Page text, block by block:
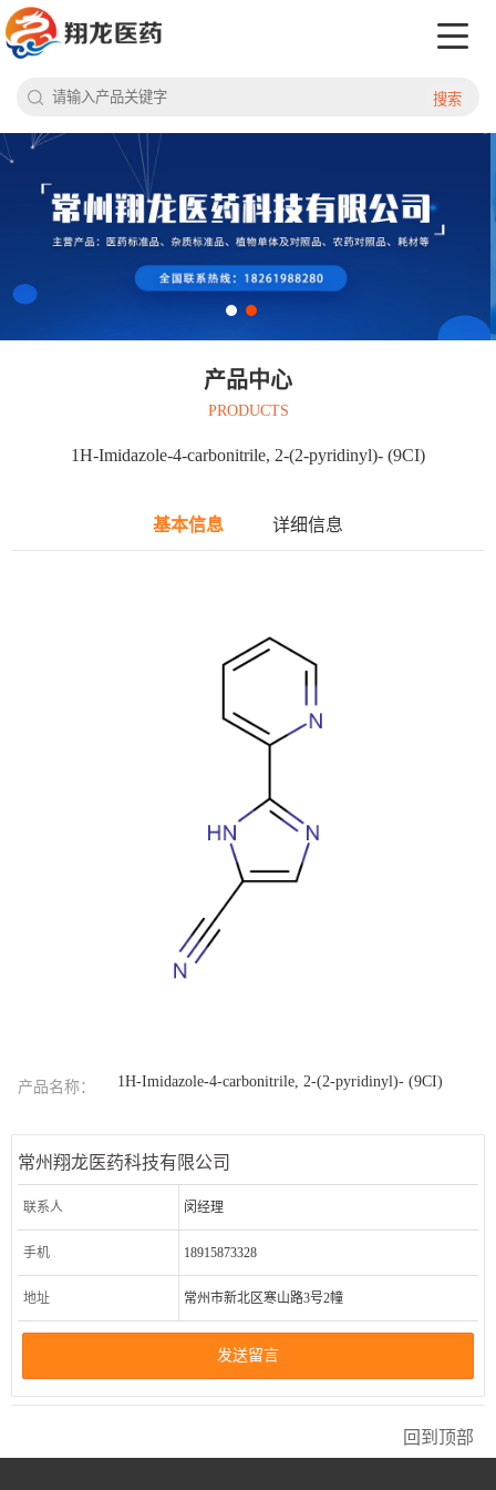
搜索
产品中心
PRODUCTS
1H-Imidazole-4-carbonitrile, 2-(2-pyridinyl)- (9CI)
基本信息 详细信息
产品名称： 1H-Imidazole-4-carbonitrile, 2-(2-pyridinyl)- (9CI)
常州翔龙医药科技有限公司
联系人 闵经理
手机 18915873328
地址 常州市新北区寒山路3号2幢
发送留言
回到顶部